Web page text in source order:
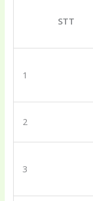
STT
1
2
3